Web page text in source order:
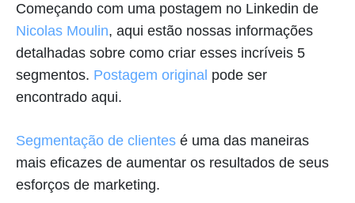
Começando com uma postagem no Linkedin de
Nicolas Moulin, aqui estão nossas informações
detalhadas sobre como criar esses incríveis 5
segmentos. Postagem original pode ser
encontrado aqui.
Segmentação de clientes é uma das maneiras
mais eficazes de aumentar os resultados de seus
esforços de marketing.